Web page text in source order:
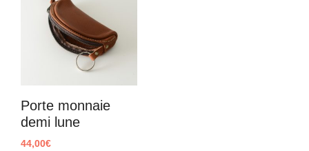
Porte monnaie
demi lune
44,00€